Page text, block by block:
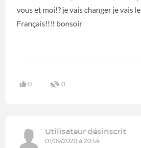
vous et moi!? je vais changer je vais
Français!!!! bonsoir
0 0
Utilisateur désinscrit
01/09/2020 à 20:54